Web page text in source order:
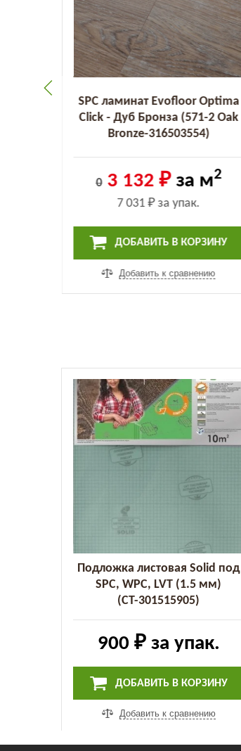
SPC ламинат Evofloor Optima
Click - Дуб Бронза (571-2 Оak
Bronze-316503554)
0 3 132 ₽за м2
7 031 ₽за упак.
ДОБАВИТЬ В КОРЗИНУ
Добавить к сравнению
Подложка листовая Solid под
SPC, WPC, LVT (1.5 мм)
(СТ-301515905)
900 ₽за упак.
ДОБАВИТЬ В КОРЗИНУ
Добавить к сравнению